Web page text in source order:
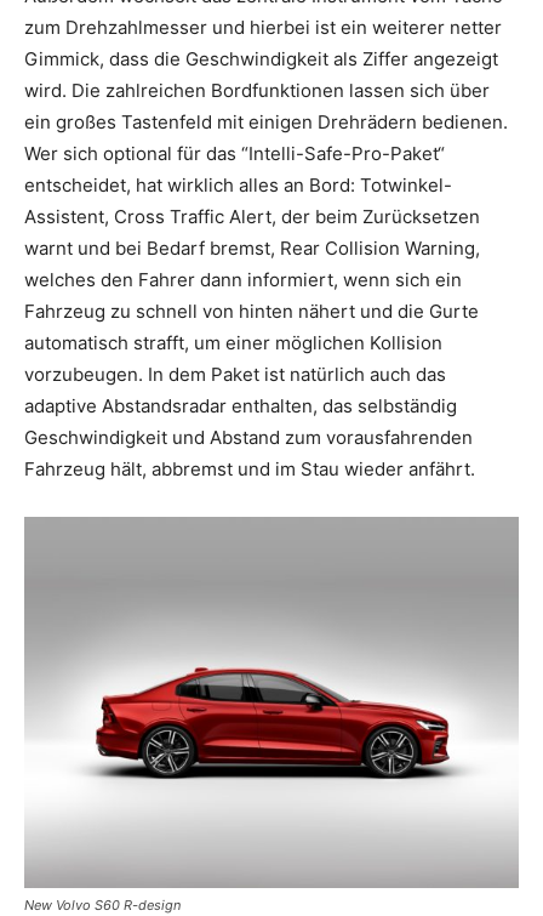
zum Drehzahlmesser und hierbei ist ein weiterer netter
Gimmick, dass die Geschwindigkeit als Ziffer angezeigt
wird. Die zahlreichen Bordfunktionen lassen sich über
ein großes Tastenfeld mit einigen Drehrädern bedienen.
Wer sich optional für das “Intelli-Safe-Pro-Paket“
entscheidet, hat wirklich alles an Bord: Totwinkel-
Assistent, Cross Traffic Alert, der beim Zurücksetzen
warnt und bei Bedarf bremst, Rear Collision Warning,
welches den Fahrer dann informiert, wenn sich ein
Fahrzeug zu schnell von hinten nähert und die Gurte
automatisch strafft, um einer möglichen Kollision
vorzubeugen. In dem Paket ist natürlich auch das
adaptive Abstandsradar enthalten, das selbständig
Geschwindigkeit und Abstand zum vorausfahrenden
Fahrzeug hält, abbremst und im Stau wieder anfährt.
New Volvo S60 R-design